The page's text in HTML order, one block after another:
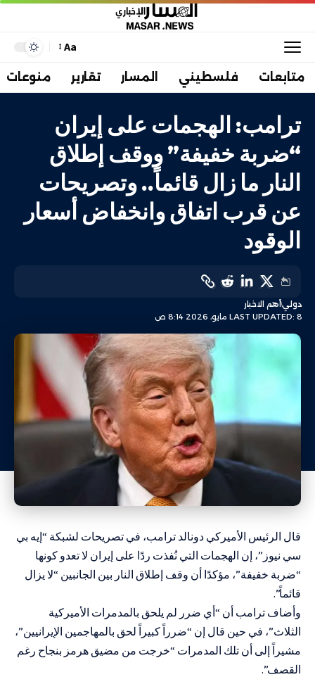
Aa
متابعات فلسطيني المسار تقارير منوعات
ترامب: الهجمات على إيران
“ضربة خفيفة” ووقف إطلاق
النار ما زال قائماً.. وتصريحات
عن قرب اتفاق وانخفاض أسعار
الوقود
LAST UPDATED: 8 مايو، 2026 8:14 ص
دوليأهم الاخبار
قال الرئيس الأميركي دونالد ترامب، في تصريحات لشبكة “إيه بي
سي نيوز”، إن الهجمات التي نُفذت ردًا على إيران لا تعدو كونها
“ضربة خفيفة”، مؤكدًا أن وقف إطلاق النار بين الجانبين “لا يزال
قائماً”.
وأضاف ترامب أن “أي ضرر لم يلحق بالمدمرات الأميركية
الثلاث”، في حين قال إن “ضرراً كبيراً لحق بالمهاجمين الإيرانيين”،
مشيراً إلى أن تلك المدمرات “خرجت من مضيق هرمز بنجاح رغم
القصف”.